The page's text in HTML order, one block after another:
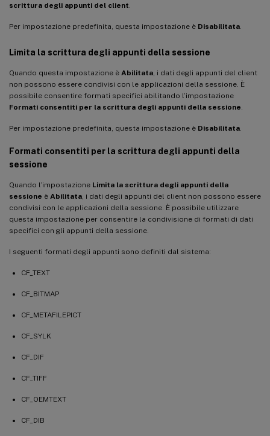
scrittura degli appunti del client
Per impostazione predefinita, questa impostazione è Disabilitata
Limita la scrittura degli appunti della sessione
Quando questa impostazione è Abilitata , i dati degli appunti del client
non possono essere condivisi con le applicazioni della sessione. È
possibile consentire formati specifici abilitando l’impostazione
Formati consentiti per la scrittura degli appunti della sessione
Per impostazione predefinita, questa impostazione è Disabilitata
Formati consentiti per la scrittura degli appunti della
sessione
Quando l’impostazione Limita la scrittura degli appunti della
sessione è Abilitata , i dati degli appunti del client non possono essere
condivisi con le applicazioni della sessione. È possibile utilizzare
questa impostazione per consentire la condivisione di formati di dati
specifici con gli appunti della sessione.
I seguenti formati degli appunti sono definiti dal sistema:
CF_TEXT
CF_BITMAP
CF_METAFILEPICT
CF_SYLK
CF_DIF
CF_TIFF
CF_OEMTEXT
CF_DIB